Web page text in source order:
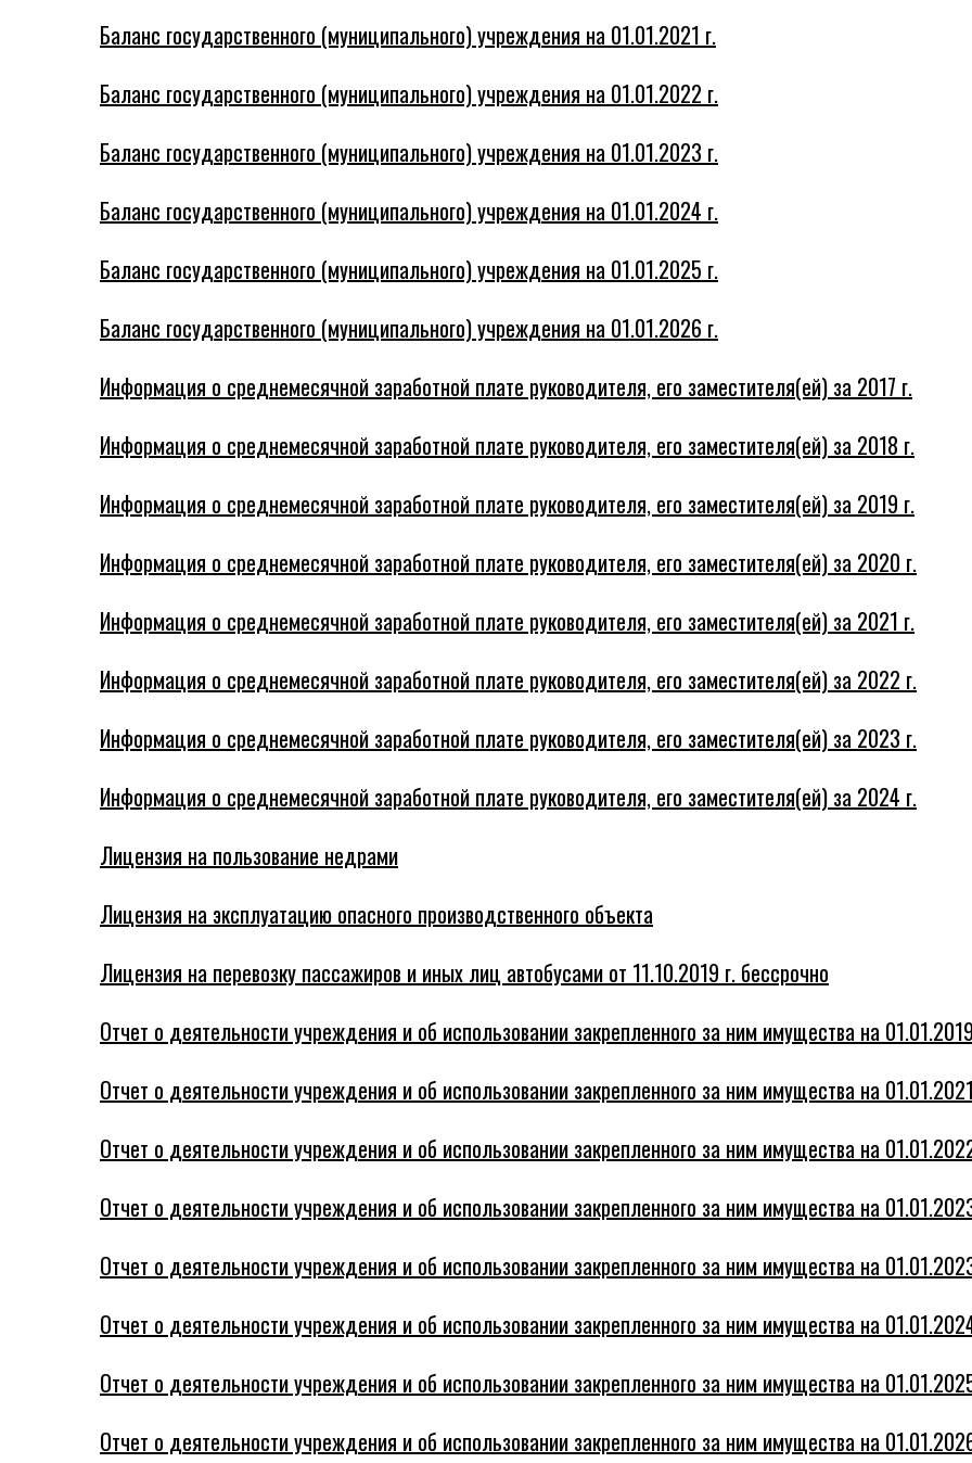
Баланс государственного (муниципального) учреждения на 01.01.2021 г.
Баланс государственного (муниципального) учреждения на 01.01.2022 г.
Баланс государственного (муниципального) учреждения на 01.01.2023 г.
Баланс государственного (муниципального) учреждения на 01.01.2024 г.
Баланс государственного (муниципального) учреждения на 01.01.2025 г.
Баланс государственного (муниципального) учреждения на 01.01.2026 г.
Информация о среднемесячной заработной плате руководителя, его заместителя(ей) за 2017 г.
Информация о среднемесячной заработной плате руководителя, его заместителя(ей) за 2018 г.
Информация о среднемесячной заработной плате руководителя, его заместителя(ей) за 2019 г.
Информация о среднемесячной заработной плате руководителя, его заместителя(ей) за 2020 г.
Информация о среднемесячной заработной плате руководителя, его заместителя(ей) за 2021 г.
Информация о среднемесячной заработной плате руководителя, его заместителя(ей) за 2022 г.
Информация о среднемесячной заработной плате руководителя, его заместителя(ей) за 2023 г.
Информация о среднемесячной заработной плате руководителя, его заместителя(ей) за 2024 г.
Лицензия на пользование недрами
Лицензия на эксплуатацию опасного производственного объекта
Лицензия на перевозку пассажиров и иных лиц автобусами от 11.10.2019 г. бессрочно
Отчет о деятельности учреждения и об использовании закрепленного за ним имущества на
Отчет о деятельности учреждения и об использовании закрепленного за ним имущества на
Отчет о деятельности учреждения и об использовании закрепленного за ним имущества на
Отчет о деятельности учреждения и об использовании закрепленного за ним имущества на
Отчет о деятельности учреждения и об использовании закрепленного за ним имущества на
Отчет о деятельности учреждения и об использовании закрепленного за ним имущества на
Отчет о деятельности учреждения и об использовании закрепленного за ним имущества на
Отчет о деятельности учреждения и об использовании закрепленного за ним имущества на